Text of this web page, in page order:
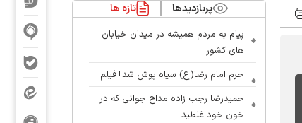
پربازدیدها تازه ها
پیام به مردم همیشه در میدان خیابان
های کشور
حرم امام رضا(ع) سیاه پوش شد+فیلم
حمیدرضا رجب زاده مداح جوانی که در
خون خود غلطید